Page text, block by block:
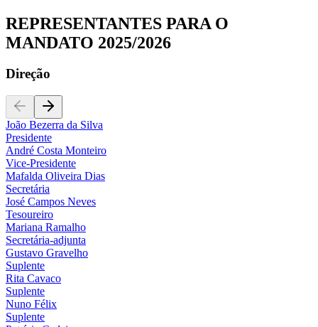
REPRESENTANTES PARA O
MANDATO 2025/2026
Direção
João Bezerra da Silva
Presidente
André Costa Monteiro
Vice-Presidente
Mafalda Oliveira Dias
Secretária
José Campos Neves
Tesoureiro
Mariana Ramalho
Secretária-adjunta
Gustavo Gravelho
Suplente
Rita Cavaco
Suplente
Nuno Félix
Suplente